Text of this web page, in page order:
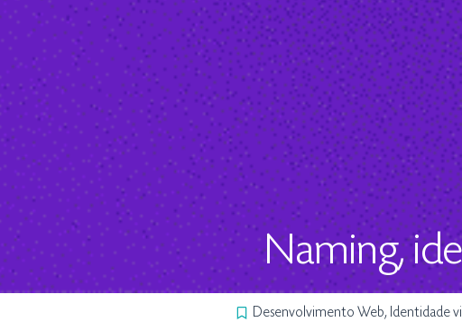
Naming,
Desenvolvimento Web, Identidade